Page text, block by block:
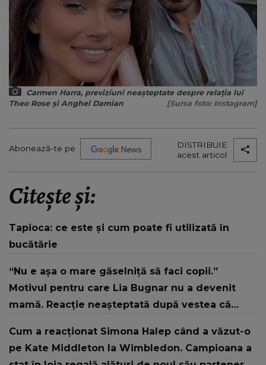
Carmen Harra, previziuni neașteptate despre relația lui
Theo Rose și Anghel Damian
[Sursa foto: Instagram]
Abonează-te pe
DISTRIBUIE
acest articol
Citește și:
Tapioca: ce este și cum poate fi utilizată în
bucătărie
“Nu e așa o mare găselniță să faci copii.”
Motivul pentru care Lia Bugnar nu a devenit
mamă. Reacție neașteptată după vestea că
Cum a reacționat Simona Halep când a văzut-o
pe Kate Middleton la Wimbledon. Campioana a